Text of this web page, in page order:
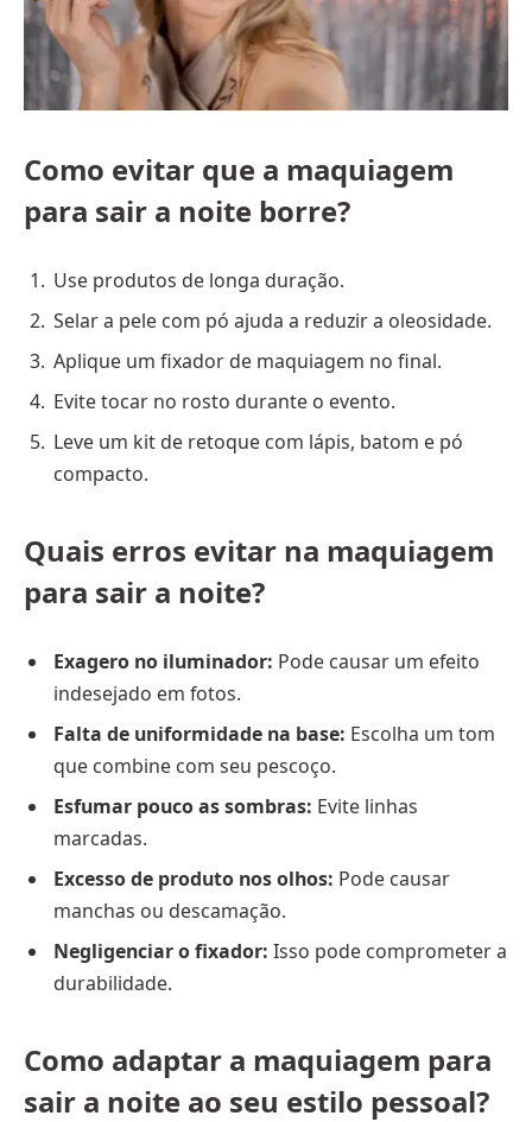
Como evitar que a maquiagem
para sair a noite borre?
Use produtos de longa duração.
Selar a pele com pó ajuda a reduzir a oleosidade.
Aplique um fixador de maquiagem no final.
Evite tocar no rosto durante o evento.
Leve um kit de retoque com lápis, batom e pó
compacto.
Quais erros evitar na maquiagem
para sair a noite?
Exagero no iluminador: Pode causar um efeito
indesejado em fotos.
Falta de uniformidade na base: Escolha um tom
que combine com seu pescoço.
Esfumar pouco as sombras: Evite linhas
marcadas.
Excesso de produto nos olhos: Pode causar
manchas ou descamação.
Negligenciar o fixador: Isso pode comprometer a
durabilidade.
Como adaptar a maquiagem para
sair a noite ao seu estilo pessoal?